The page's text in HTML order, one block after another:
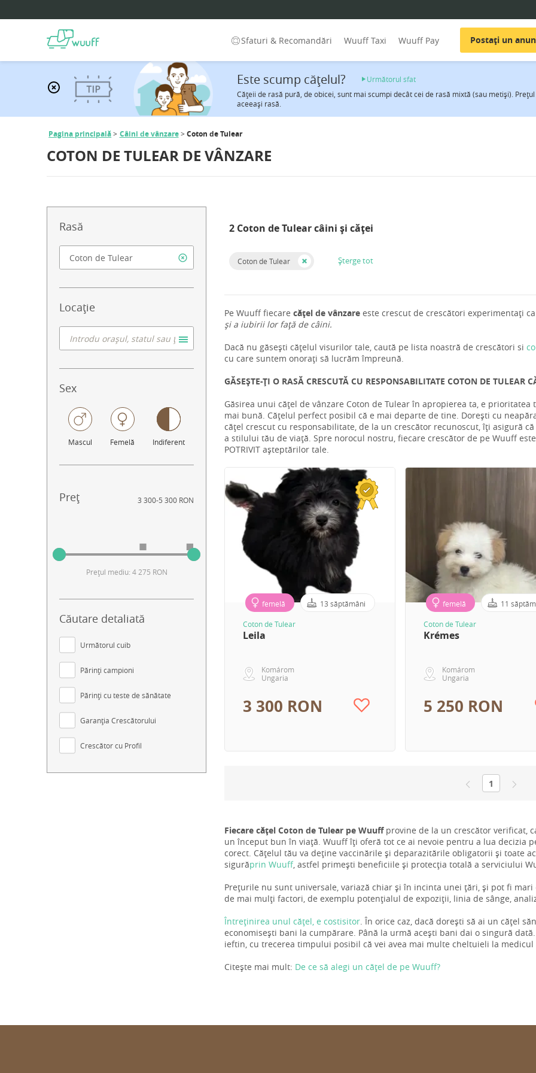
Sfaturi & Recomandări Wuuff Taxi Wuuff Pay Postați un
Este scump căţelul?
Următorul sfat
Căţeii de rasă pură, de obicei, sunt mai scumpi decât cei de rasă mixtă (sau metiși).
aceeaşi rasă.
Pagina principală Câini de vânzare Coton de Tulear
COTON DE TULEAR DE VÂNZARE
Rasă
Locație
Sex
Mascul Femelă Indiferent
Preț 3 300-5 300 RON
Prețul mediu: 4 275 RON
Căutare detaliată
Următorul cuib
Părinți campioni
Părinți cu teste de sănătate
Garanția Crescătorului
Crescător cu Profil
2 Coton de Tulear câini și căței
Coton de Tulear Șterge tot
Pe Wuuff fiecare cățel de vânzare este crescut de crescători experimentați
și a iubirii lor față de câini.
Dacă nu găsești cățelul visurilor tale, caută pe lista noastră de crescători si
cu care suntem onorați să lucrăm împreună.
GĂSEȘTE-ȚI O RASĂ CRESCUTĂ CU RESPONSABILITATE COTON DE TULEAR
Găsirea unui cățel de vânzare Coton de Tulear în apropierea ta, e
mai bună. Cățelul perfect posibil că e mai departe de tine. Dorești cu
cățel crescut cu responsabilitate, de la un crescător recunoscut, îți asigură
a stilului tău de viață. Spre norocul nostru, fiecare crescător de pe Wuuff
POTRIVIT așteptărilor tale.
femelă 13 săptămâni
Coton de Tulear
Leila
Komárom
Ungaria
3 300 RON
femelă 11
Coton de Tulear
Krémes
Komárom
Ungaria
5 250 RON
1
Fiecare cățel Coton de Tulear pe Wuuffprovine de la un crescător verificat,
un început bun în viață. Wuuff îți oferă tot ce ai nevoie pentru a lua decizia
corect. Cățelul tău va deține vaccinările și deparazitările obligatorii și toate
sigurăprin Wuuff, astfel primești beneficiile și protecția totală a serviciului
Prețurile nu sunt universale, variază chiar și în incinta unei țări, și pot fi
de mai mulți factori, de exemplu potențialul de expoziții, linia de sânge,
Întreținirea unul cățel, e costisitor. În orice caz, dacă dorești să ai un cățel
economisești bani la cumpărare. Până la urmă acești bani dai o singură
ieftin, cu trecerea timpului posibil că vei avea mai multe cheltuieli la
Citește mai mult: De ce să alegi un cățel de pe Wuuff?